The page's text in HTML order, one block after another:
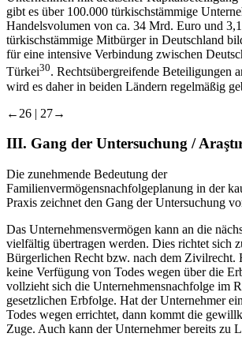
gibt es über 100.000 türkischstämmige
Handelsvolumen von ca. 34 Mrd. Euro und
türkischstämmige Mitbürger in Deutschland
für eine intensive Verbindung zwischen
Türkei30. Rechtsübergreifende Beteiligungen
wird es daher in beiden Ländern regelmäßig
←26 | 27→
III. Gang der Untersuchung /
Die zunehmende Bedeutung der
Familienvermögensnachfolgeplanung in der
Praxis zeichnet den Gang der Untersuchung
Das Unternehmensvermögen kann an die
vielfältig übertragen werden. Dies richtet sich
Bürgerlichen Recht bzw. nach dem Zivilrecht.
keine Verfügung von Todes wegen über die
vollzieht sich die Unternehmensnachfolge im
gesetzlichen Erbfolge. Hat der Unternehmer
Todes wegen errichtet, dann kommt die
Zuge. Auch kann der Unternehmer bereits zu